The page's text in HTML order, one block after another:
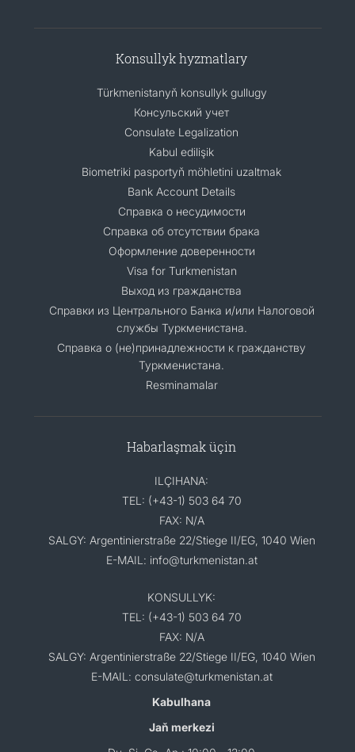
Konsullyk hyzmatlary
Türkmenistanyň konsullyk gullugy
Консульский учет
Consulate Legalization
Kabul edilişik
Biometriki pasportyň möhletini uzaltmak
Bank Account Details
Справка о несудимости
Справка об отсутствии брака
Оформление доверенности
Visa for Turkmenistan
Выход из гражданства
Справки из Центрального Банка и/или Налоговой
службы Туркменистана.
Справка о (не)принадлежности к гражданству
Туркменистана.
Resminamalar
Habarlaşmak üçin
ILÇIHANA:
TEL: (+43-1) 503 64 70
FAX: N/A
SALGY: Argentinierstraße 22/Stiege II/EG, 1040 Wien
E-MAIL: info@turkmenistan.at
KONSULLYK:
TEL: (+43-1) 503 64 70
FAX: N/A
SALGY: Argentinierstraße 22/Stiege II/EG, 1040 Wien
E-MAIL: consulate@turkmenistan.at
Kabulhana
Jaň merkezi